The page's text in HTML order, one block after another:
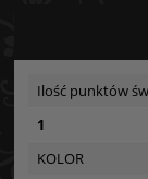
Ilość punktów
1
KOLOR